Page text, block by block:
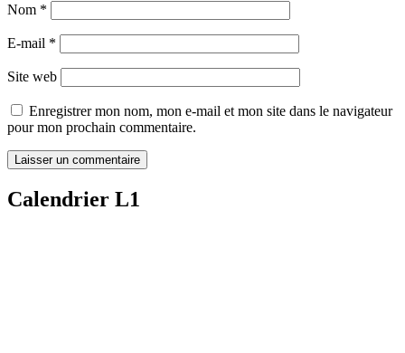
Nom *
E-mail *
Site web
Enregistrer mon nom, mon e-mail et mon site dans le navigateur
pour mon prochain commentaire.
Calendrier L1